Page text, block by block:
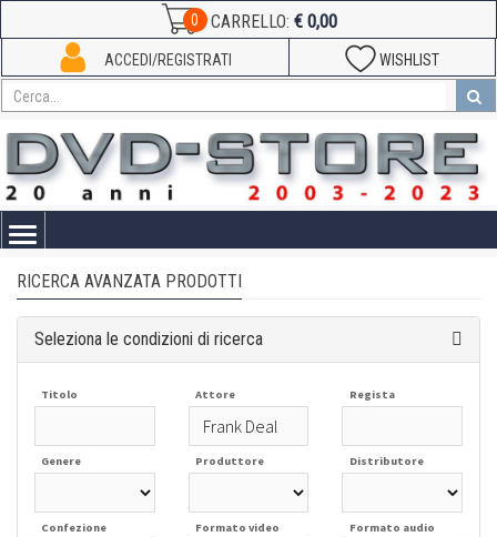
0 CARRELLO: € 0,00
WISHLIST
ACCEDI/REGISTRATI
Toggle
RICERCA AVANZATA PRODOTTI
Seleziona le condizioni di ricerca
Titolo Attore Regista
Genere Produttore Distributore
Confezione Formato video Formato audio